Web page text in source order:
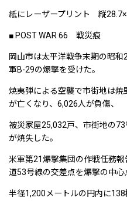
紙にレーザープリント 縦
■ POST WAR 66 戦災痕
岡山市は太平洋戦争末期の昭
軍B-29の爆撃を受けた。
焼夷弾による空襲で市街地は焼
が亡くなり、6,026人が負傷、
被災家屋25,032戸、市街地の
が焼失した。
米軍第21爆撃集団の作戦任務
道53号線の交差点を爆撃の中心
半径1,200メートルの円内に